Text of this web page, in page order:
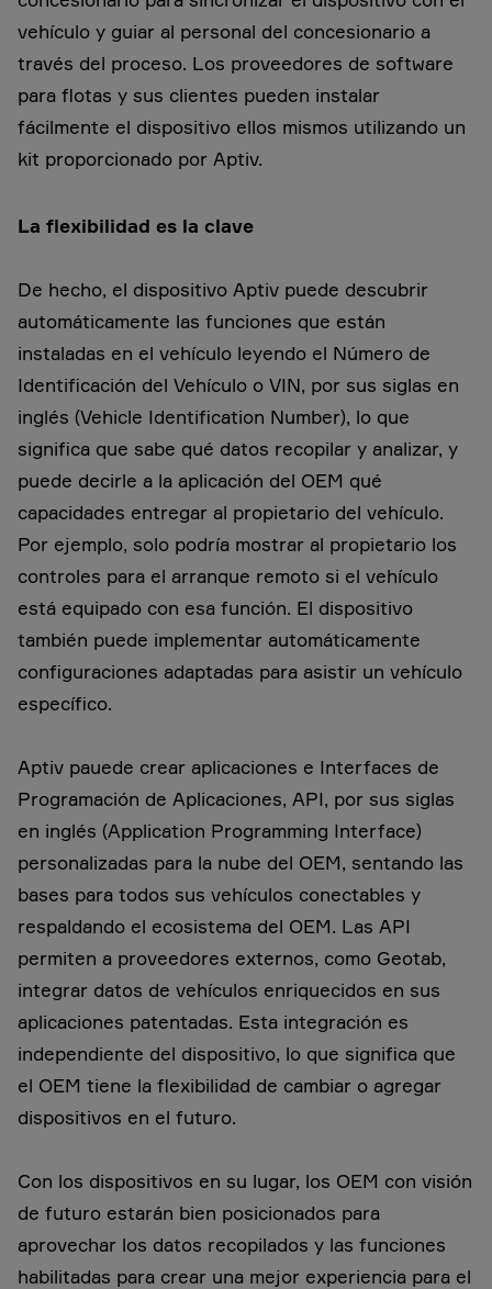
vehículo y guiar al personal del concesionario a
través del proceso. Los proveedores de software
para flotas y sus clientes pueden instalar
fácilmente el dispositivo ellos mismos utilizando un
kit proporcionado por Aptiv.
La flexibilidad es la clave
De hecho, el dispositivo Aptiv puede descubrir
automáticamente las funciones que están
instaladas en el vehículo leyendo el Número de
Identificación del Vehículo o VIN, por sus siglas en
inglés (Vehicle Identification Number), lo que
significa que sabe qué datos recopilar y analizar, y
puede decirle a la aplicación del OEM qué
capacidades entregar al propietario del vehículo.
Por ejemplo, solo podría mostrar al propietario los
controles para el arranque remoto si el vehículo
está equipado con esa función. El dispositivo
también puede implementar automáticamente
configuraciones adaptadas para asistir un vehículo
específico.
Aptiv pauede crear aplicaciones e Interfaces de
Programación de Aplicaciones, API, por sus siglas
en inglés (Application Programming Interface)
personalizadas para la nube del OEM, sentando las
bases para todos sus vehículos conectables y
respaldando el ecosistema del OEM. Las API
permiten a proveedores externos, como Geotab,
integrar datos de vehículos enriquecidos en sus
aplicaciones patentadas. Esta integración es
independiente del dispositivo, lo que significa que
el OEM tiene la flexibilidad de cambiar o agregar
dispositivos en el futuro.
Con los dispositivos en su lugar, los OEM con visión
de futuro estarán bien posicionados para
aprovechar los datos recopilados y las funciones
habilitadas para crear una mejor experiencia para el